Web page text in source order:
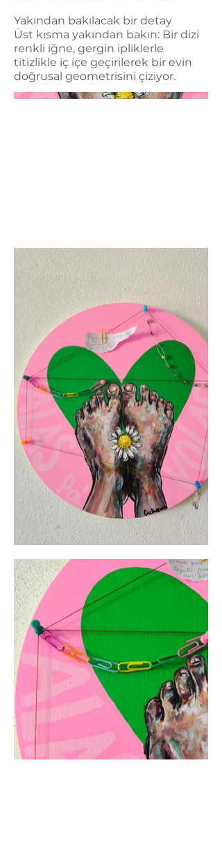
Yakından bakılacak bir detay
Üst kısma yakından bakın: Bir dizi
renkli iğne, gergin ipliklerle
titizlikle iç içe geçirilerek bir evin
doğrusal geometrisini çiziyor.